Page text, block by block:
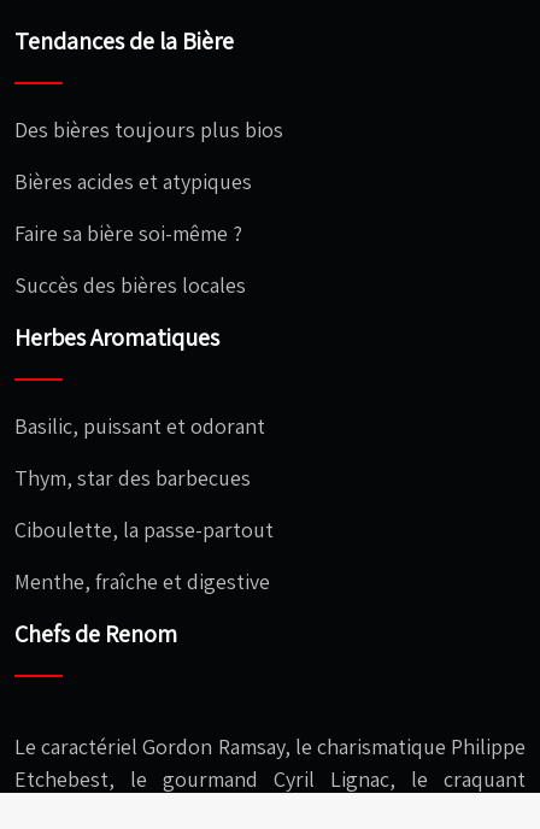
Tendances de la Bière
Des bières toujours plus bios
Bières acides et atypiques
Faire sa bière soi-même ?
Succès des bières locales
Herbes Aromatiques
Basilic, puissant et odorant
Thym, star des barbecues
Ciboulette, la passe-partout
Menthe, fraîche et digestive
Chefs de Renom
Le caractériel Gordon Ramsay, le charismatique Philippe
Etchebest, le gourmand Cyril Lignac, le craquant